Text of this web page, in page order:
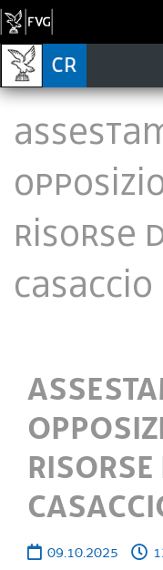
RISORSE
CASACCIO
09.10.2025